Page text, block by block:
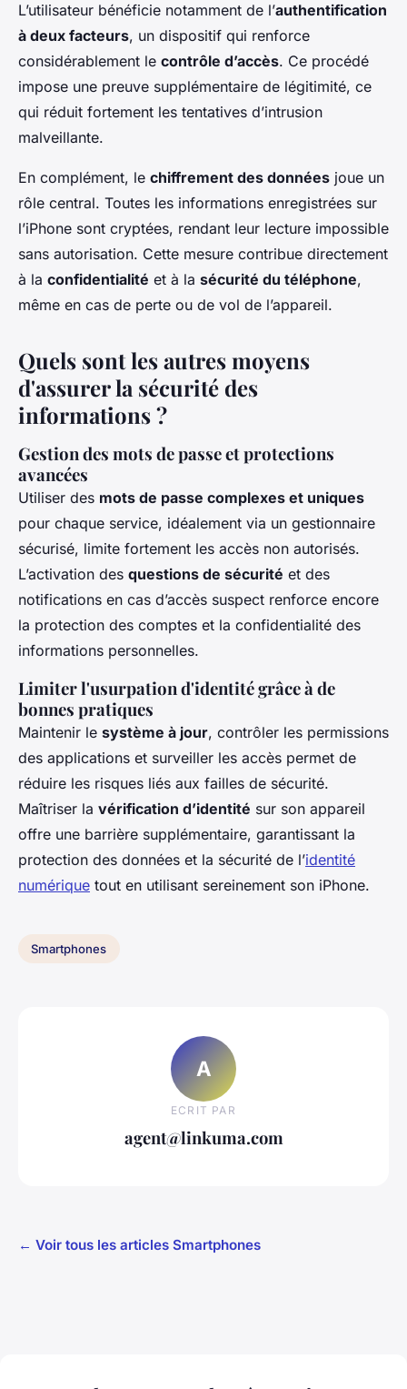
L’utilisateur bénéficie notamment de l’authentification
à deux facteurs, un dispositif qui renforce
considérablement le contrôle d’accès. Ce procédé
impose une preuve supplémentaire de légitimité, ce
qui réduit fortement les tentatives d’intrusion
malveillante.
En complément, le chiffrement des données joue un
rôle central. Toutes les informations enregistrées sur
l’iPhone sont cryptées, rendant leur lecture impossible
sans autorisation. Cette mesure contribue directement
à la confidentialité et à la sécurité du téléphone,
même en cas de perte ou de vol de l’appareil.
Quels sont les autres moyens
d'assurer la sécurité des
informations ?
Gestion des mots de passe et protections
avancées
Utiliser des mots de passe complexes et uniques
pour chaque service, idéalement via un gestionnaire
sécurisé, limite fortement les accès non autorisés.
L’activation des questions de sécurité et des
notifications en cas d’accès suspect renforce encore
la protection des comptes et la confidentialité des
informations personnelles.
Limiter l'usurpation d'identité grâce à de
bonnes pratiques
Maintenir le système à jour, contrôler les permissions
des applications et surveiller les accès permet de
réduire les risques liés aux failles de sécurité.
Maîtriser la vérification d’identité sur son appareil
offre une barrière supplémentaire, garantissant la
protection des données et la sécurité de l’identité
numérique tout en utilisant sereinement son iPhone.
Smartphones
A
ECRIT PAR
agent@linkuma.com
← Voir tous les articles Smartphones